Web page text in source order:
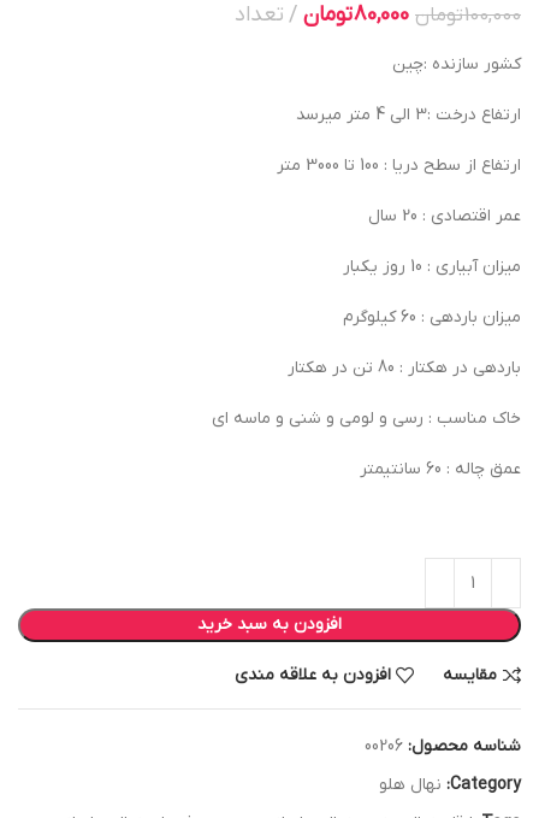
100,000تومان 80,000تومان تعداد
کشور سازنده :چین
ارتفاع درخت :3 الی 4 متر میرسد
ارتفاع از سطح دریا : 100 تا 3000 متر
عمر اقتصادی : 20 سال
میزان آبیاری : 10 روز یکبار
میزان باردهی : 60 کیلوگرم
باردهی در هکتار : 80 تن در هکتار
خاک مناسب : رسی و لومی و شنی و ماسه ای
عمق چاله : 60 سانتیمتر
افزودن به سبد خرید
مقایسه افزودن به علاقه مندی
شناسه محصول: 00206
Category: نهال هلو